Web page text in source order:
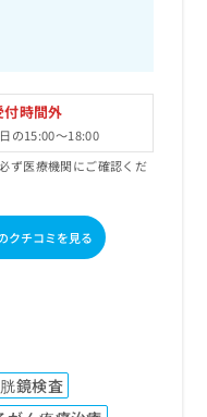
付時間外
の15:00～18:00
ず医療機関にご確認くだ
クチコミを見る
鏡検査